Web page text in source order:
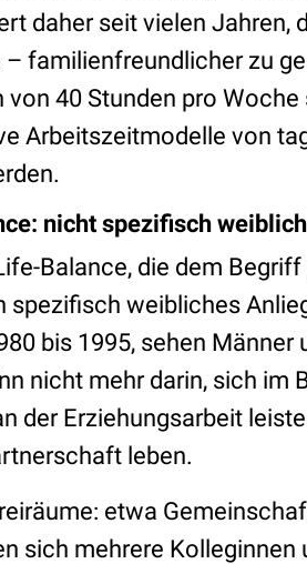
daher seit vielen Jahren,
familienfreundlicher zu
von 40 Stunden pro
Arbeitszeitmodelle von
nicht spezifisch weiblich
Balance, die dem
spezifisch weibliches
bis 1995, sehen Männer
nicht mehr darin, sich im
der Erziehungsarbeit
leben.
etwa
sich mehrere Kolleginnen